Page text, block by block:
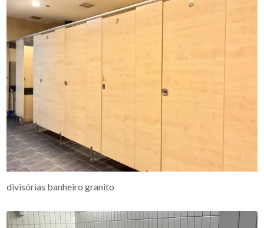
divisórias banheiro granito